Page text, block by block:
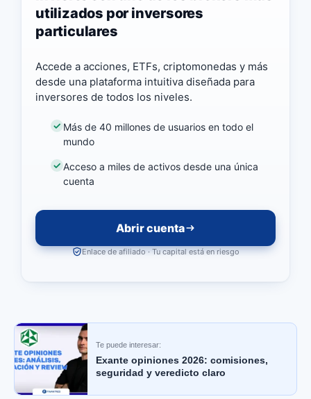
utilizados por inversores
particulares
Accede a acciones, ETFs, criptomonedas y más
desde una plataforma intuitiva diseñada para
inversores de todos los niveles.
Más de 40 millones de usuarios en todo el
mundo
Acceso a miles de activos desde una única
cuenta
Abrir cuenta
Enlace de afiliado · Tu capital está en riesgo
Te puede interesar:
Exante opiniones 2026: comisiones,
seguridad y veredicto claro